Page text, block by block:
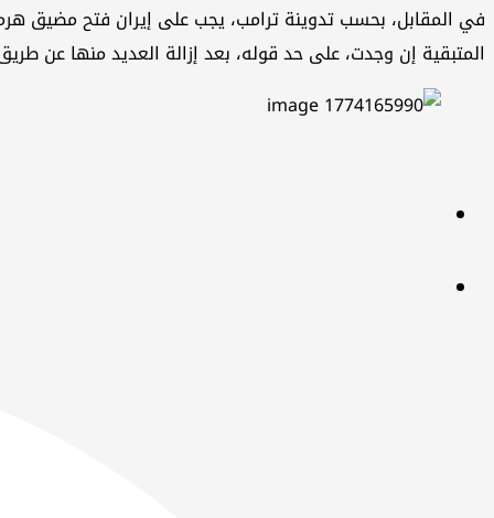
في المقابل، بحسب تدوينة ترامب، يجب على إيران فتح مضيق هرمز
المتبقية إن وجدت، على حد قوله، بعد إزالة العديد منها عن